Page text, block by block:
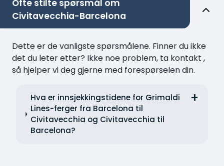
Ofte stilte spørsmål om
Civitavecchia-Barcelona
Dette er de vanligste spørsmålene. Finner du ikke
det du leter etter? Ikke noe problem, ta kontakt ,
så hjelper vi deg gjerne med forespørselen din.
Hva er innsjekkingstidene for Grimaldi
Lines-ferger fra Barcelona til
Civitavecchia og Civitavecchia til
Barcelona?